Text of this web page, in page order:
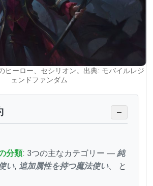
ヒーロー、セシリオン。出典: モバイルレジ
ェンドファンダム
−
分類: 3つの主なカテゴリー — 純
い, 追加属性を持つ魔法使い、 と